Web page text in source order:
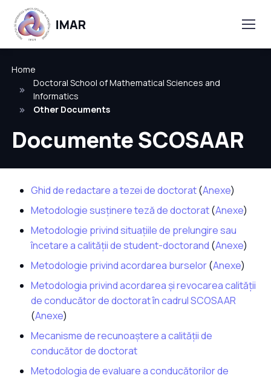
Home
Doctoral School of Mathematical Sciences and
Informatics
Other Documents
Documente SCOSAAR
Ghid de redactare a tezei de doctorat(Anexe)
Metodologie susținere teză de doctorat(Anexe)
Metodologie privind situațiile de prelungire sau
încetare a calității de student-doctorand (Anexe)
Metodologie privind acordarea burselor(Anexe)
Metodologia privind acordarea și revocarea calității
de conducător de doctorat în cadrul SCOSAAR
(Anexe)
Mecanisme de recunoaștere a calității de
conducător de doctorat
Metodologia de evaluare a conducătorilor de